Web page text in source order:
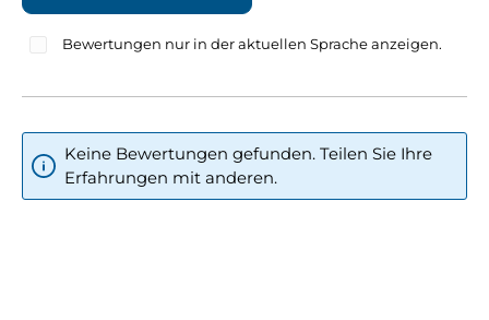
Bewertungen nur in der aktuellen Sprache anzeigen.
Keine Bewertungen gefunden. Teilen Sie Ihre
Erfahrungen mit anderen.